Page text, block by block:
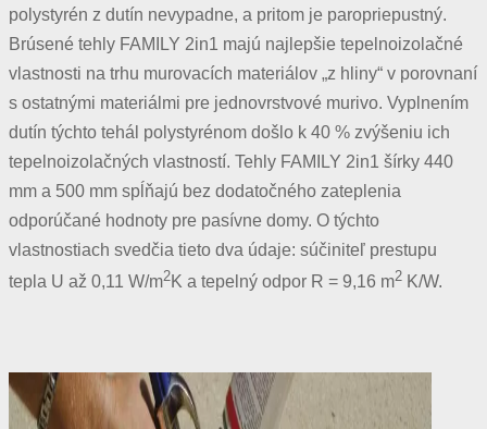
polystyrén z dutín nevypadne, a pritom je paropriepustný.
Brúsené tehly FAMILY 2in1 majú najlepšie tepelnoizolačné
vlastnosti na trhu murovacích materiálov „z hliny“ v porovnaní
s ostatnými materiálmi pre jednovrstvové murivo. Vyplnením
dutín týchto tehál polystyrénom došlo k 40 % zvýšeniu ich
tepelnoizolačných vlastností. Tehly FAMILY 2in1 šírky 440
mm a 500 mm spĺňajú bez dodatočného zateplenia
odporúčané hodnoty pre pasívne domy. O týchto
vlastnostiach svedčia tieto dva údaje: súčiniteľ prestupu
tepla U až 0,11 W/m2K a tepelný odpor R = 9,16 m2 K/W.